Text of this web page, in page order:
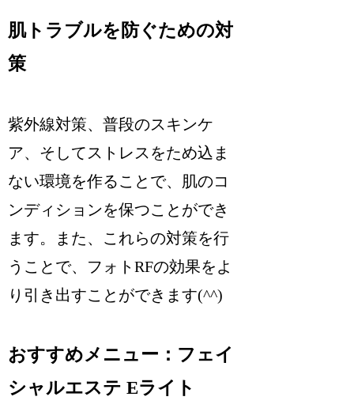
肌トラブルを防ぐための対
策
紫外線対策、普段のスキンケ
ア、そしてストレスをため込ま
ない環境を作ることで、肌のコ
ンディションを保つことができ
ます。また、これらの対策を行
うことで、フォトRFの効果をよ
り引き出すことができます(^^)
おすすめメニュー：フェイ
シャルエステ Eライト